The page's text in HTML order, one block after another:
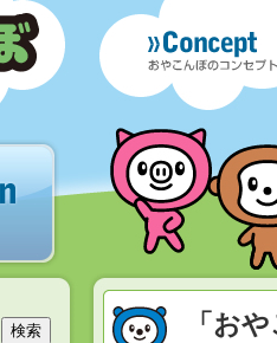
「お